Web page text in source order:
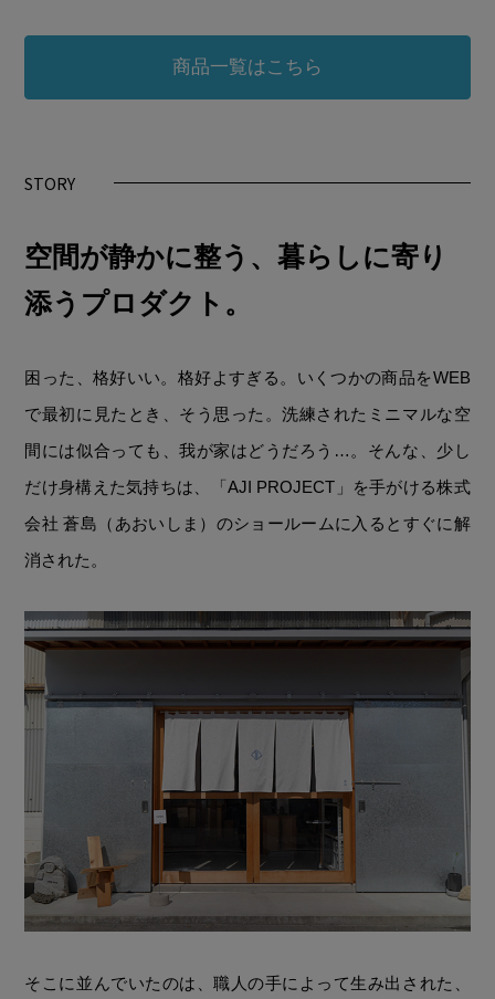
商品一覧はこちら
STORY
空間が静かに整う、暮らしに寄り
添うプロダクト。
困った、格好いい。格好よすぎる。いくつかの商品をWEB
で最初に見たとき、そう思った。洗練されたミニマルな空
間には似合っても、我が家はどうだろう…。そんな、少し
だけ身構えた気持ちは、「AJI PROJECT」を手がける株式
会社 蒼島（あおいしま）のショールームに入るとすぐに解
消された。
そこに並んでいたのは、職人の手によって生み出された、